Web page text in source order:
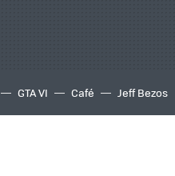
GTA VI Café Jeff Bezos